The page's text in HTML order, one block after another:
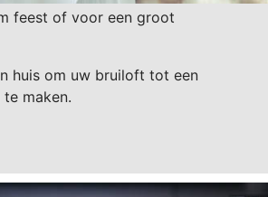
feest of voor een groot
huis om uw bruiloft tot een
maken.